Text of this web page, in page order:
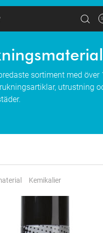
sortiment med över
utrustning
Kemikalier